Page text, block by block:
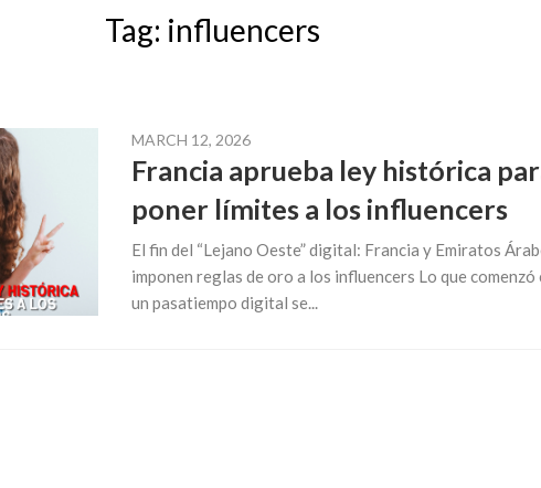
Tag: influencers
MARCH 12, 2026
Francia aprueba ley histórica
poner límites a los influencers
El fin del “Lejano Oeste” digital: Francia y Emiratos
imponen reglas de oro a los influencers Lo que comenzó
un pasatiempo digital se...